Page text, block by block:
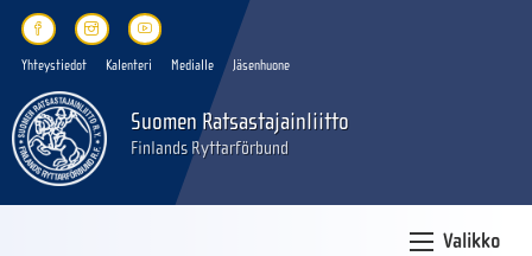
Yhteystiedot Kalenteri Medialle Jäsenhuone
Suomen Ratsastajainliitto
Finlands Ryttarförbund
Valikko